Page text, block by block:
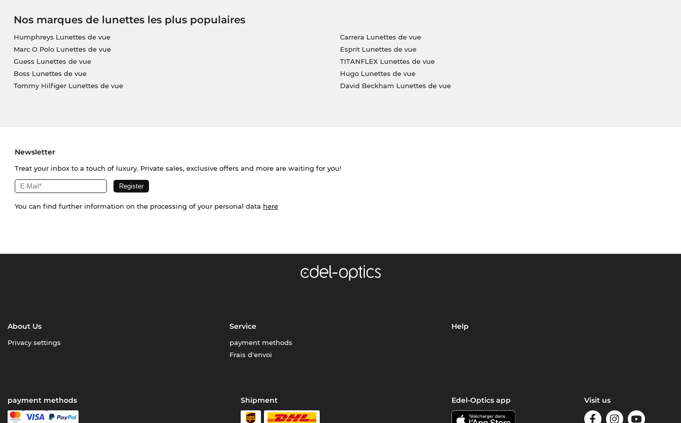
Nos marques de lunettes les plus populaires
Humphreys Lunettes de vue
Marc O Polo Lunettes de vue
Guess Lunettes de vue
Boss Lunettes de vue
Tommy Hilfiger Lunettes de vue
Carrera Lunettes de vue
Esprit Lunettes de vue
TITANFLEX Lunettes de vue
Hugo Lunettes de vue
David Beckham Lunettes de vue
Newsletter
Treat your inbox to a touch of luxury. Private sales, exclusive offers and more are waiting for you!
You can find further information on the processing of your personal data here
About Us
Privacy settings
Service
payment methods
Frais d'envoi
Help
payment methods Shipment Edel-Optics app Visit us